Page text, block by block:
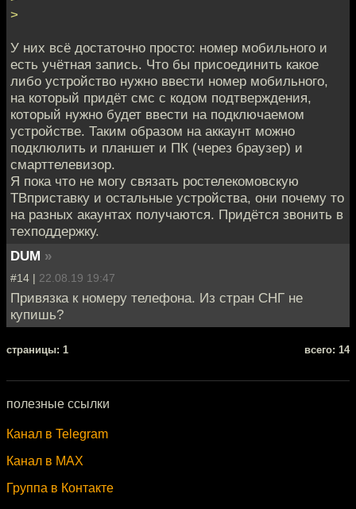
>
У них всё достаточно просто: номер мобильного и
есть учётная запись. Что бы присоединить какое
либо устройство нужно ввести номер мобильного,
на который придёт смс с кодом подтверждения,
который нужно будет ввести на подключаемом
устройстве. Таким образом на аккаунт можно
подклюлить и планшет и ПК (через браузер) и
смарттелевизор.
Я пока что не могу связать ростелекомовскую
ТВприставку и остальные устройства, они почему то
на разных акаунтах получаются. Придётся звонить в
техподдержку.
DUM »
#14 | 22.08.19 19:47
Привязка к номеру телефона. Из стран СНГ не
купишь?
cтраницы: 1 всего: 14
полезные ссылки
Канал в Telegram
Канал в MAX
Группа в Контакте